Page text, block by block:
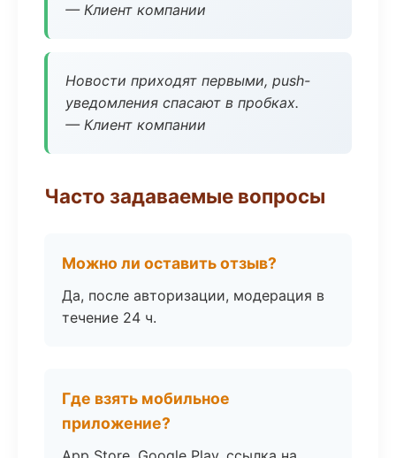
— Клиент компании
Новости приходят первыми, push-
уведомления спасают в пробках.
— Клиент компании
Часто задаваемые вопросы
Можно ли оставить отзыв?
Да, после авторизации, модерация в
течение 24 ч.
Где взять мобильное
приложение?